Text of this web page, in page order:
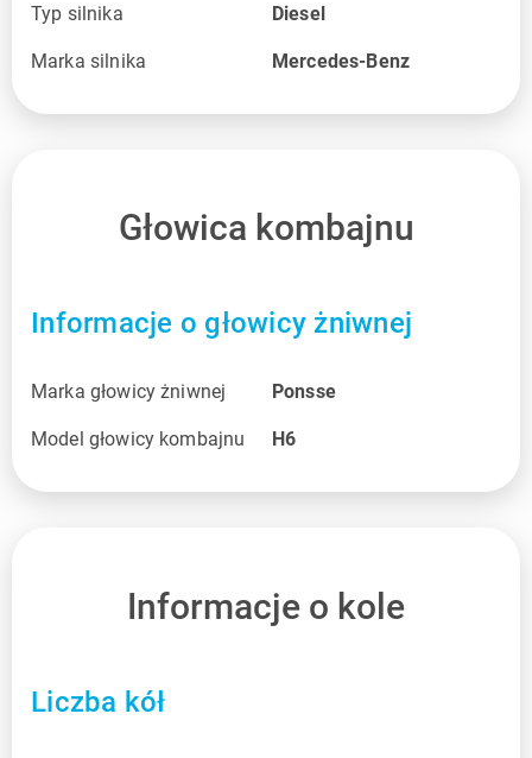
Typ silnika Diesel
Marka silnika Mercedes-Benz
Głowica kombajnu
Informacje o głowicy żniwnej
Marka głowicy żniwnej Ponsse
Model głowicy kombajnu H6
Informacje o kole
Liczba kół